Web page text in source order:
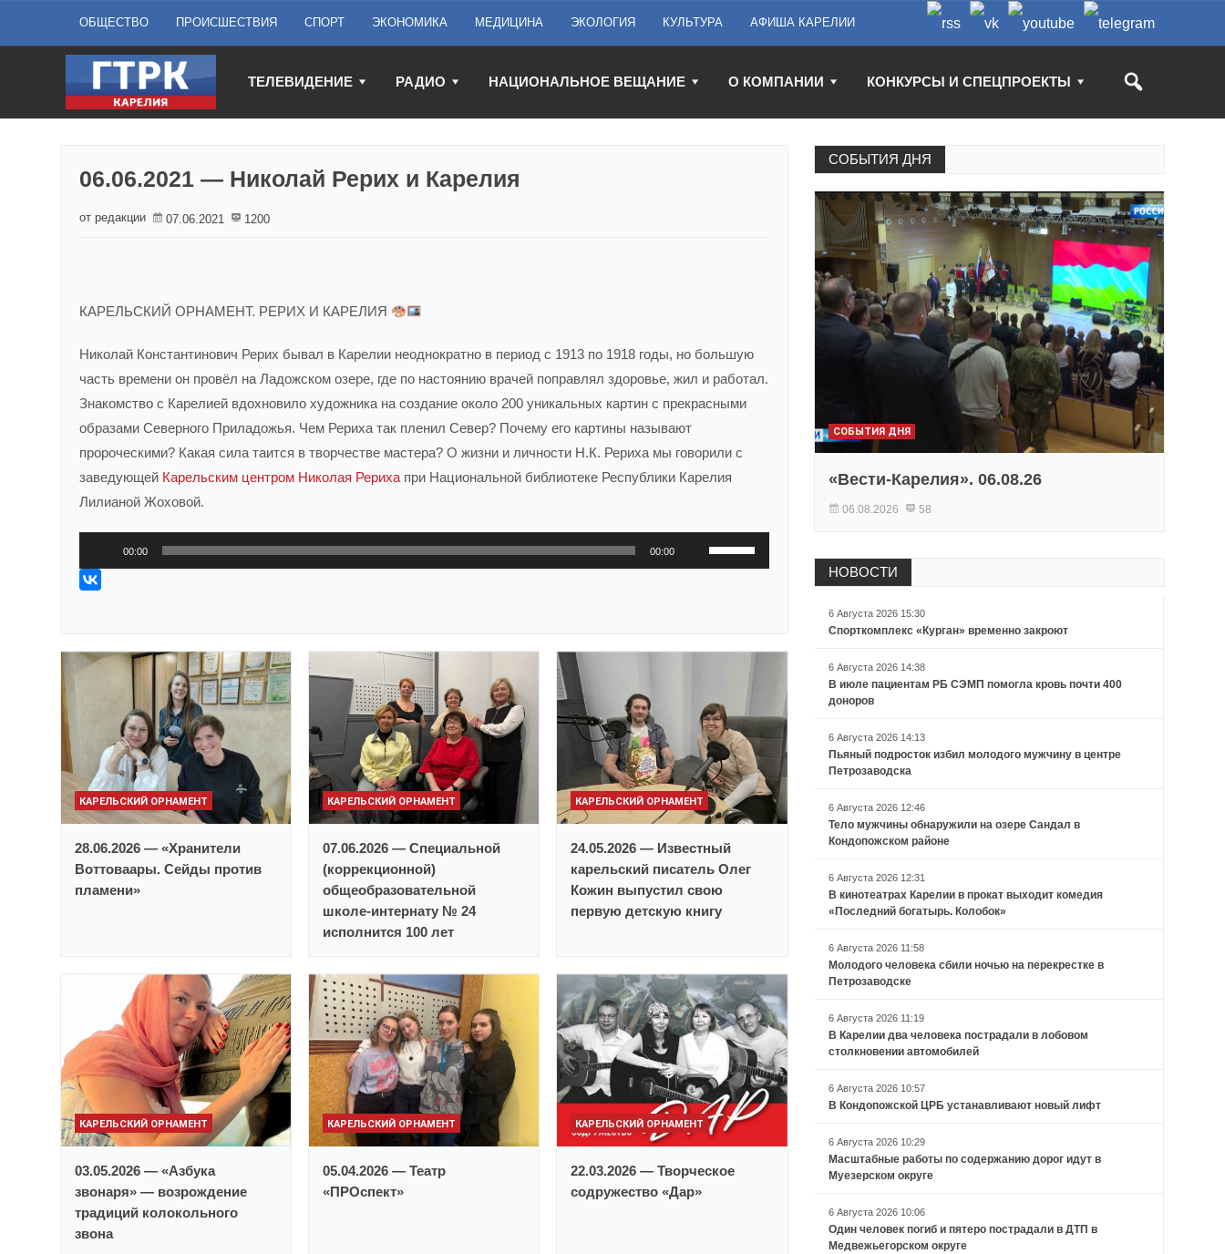
ОБЩЕСТВО ПРОИСШЕСТВИЯ СПОРТ ЭКОНОМИКА МЕДИЦИНА ЭКОЛОГИЯ КУЛЬТУРА АФИША КАРЕЛИИ
ТЕЛЕВИДЕНИЕ РАДИО НАЦИОНАЛЬНОЕ ВЕЩАНИЕ О КОМПАНИИ КОНКУРСЫ И СПЕЦПРОЕКТЫ
06.06.2021 — Николай Рерих и Карелия
от редакции 07.06.2021 1200
КАРЕЛЬСКИЙ ОРНАМЕНТ. РЕРИХ И КАРЕЛИЯ
Николай Константинович Рерих бывал в Карелии неоднократно в период с 1913 по 1918 годы, но большую
часть времени он провёл на Ладожском озере, где по настоянию врачей поправлял здоровье, жил и работал.
Знакомство с Карелией вдохновило художника на создание около 200 уникальных картин с прекрасными
образами Северного Приладожья. Чем Рериха так пленил Север? Почему его картины называют
пророческими? Какая сила таится в творчестве мастера? О жизни и личности Н.К. Рериха мы говорили с
заведующей Карельским центром Николая Рериха при Национальной библиотеке Республики Карелия
Лилианой Жоховой.
00:00 00:00
Используйте
клавиши
уменьшить
громкость.
КАРЕЛЬСКИЙ ОРНАМЕНТ
28.06.2026 — «Хранители
Воттоваары. Сейды против
пламени»
КАРЕЛЬСКИЙ ОРНАМЕНТ
07.06.2026 — Специальной
(коррекционной)
общеобразовательной
школе-интернату № 24
исполнится 100 лет
КАРЕЛЬСКИЙ ОРНАМЕНТ
24.05.2026 — Известный
карельский писатель Олег
Кожин выпустил свою
первую детскую книгу
КАРЕЛЬСКИЙ ОРНАМЕНТ
03.05.2026 — «Азбука
звонаря» — возрождение
традиций колокольного
звона
КАРЕЛЬСКИЙ ОРНАМЕНТ
05.04.2026 — Театр
«ПРОспект»
КАРЕЛЬСКИЙ ОРНАМЕНТ
22.03.2026 — Творческое
содружество «Дар»
СОБЫТИЯ ДНЯ
СОБЫТИЯ ДНЯ
«Вести-Карелия». 06.08.26
06.08.2026 58
НОВОСТИ
6 Августа 2026 15:30
Спорткомплекс «Курган» временно закроют
6 Августа 2026 14:38
В июле пациентам РБ СЭМП помогла кровь почти 400
доноров
6 Августа 2026 14:13
Пьяный подросток избил молодого мужчину в центре
Петрозаводска
6 Августа 2026 12:46
Тело мужчины обнаружили на озере Сандал в
Кондопожском районе
6 Августа 2026 12:31
В кинотеатрах Карелии в прокат выходит комедия
«Последний богатырь. Колобок»
6 Августа 2026 11:58
Молодого человека сбили ночью на перекрестке в
Петрозаводске
6 Августа 2026 11:19
В Карелии два человека пострадали в лобовом
столкновении автомобилей
6 Августа 2026 10:57
В Кондопожской ЦРБ устанавливают новый лифт
6 Августа 2026 10:29
Масштабные работы по содержанию дорог идут в
Муезерском округе
6 Августа 2026 10:06
Один человек погиб и пятеро пострадали в ДТП в
Медвежьегорском округе